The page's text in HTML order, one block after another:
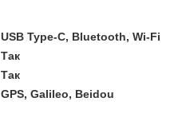
USB Type-C, Bluetooth, Wi-Fi
Так
Так
GPS, Galileo, Beidou